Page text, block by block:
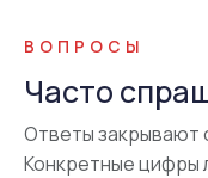
ВОПРОСЫ
Часто
Ответы закрывают
Конкретные цифры